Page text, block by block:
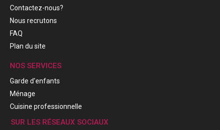
Contactez-nous?
Nous recrutons
FAQ
Plan du site
NOS SERVICES
Garde d'enfants
Ménage
Cuisine professionnelle
SUR LES RÉSEAUX SOCIAUX